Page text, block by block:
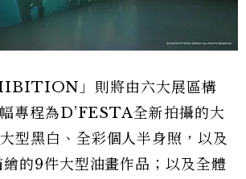
」則將由六大展區構
專程為D’FESTA全新拍攝的大
型黑白、全彩個人半身照，以及
的9件大型油畫作品；以及全體